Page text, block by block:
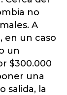
no
A
en un caso
un
$300.000
una
salida, la